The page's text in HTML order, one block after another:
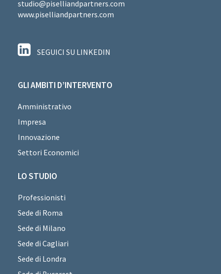
studio@piselliandpartners.com
www.piselliandpartners.com
SEGUICI SU LINKEDIN
GLI AMBITI D’INTERVENTO
Amministrativo
Impresa
Innovazione
Settori Economici
LO STUDIO
Professionisti
Sede di Roma
Sede di Milano
Sede di Cagliari
Sede di Londra